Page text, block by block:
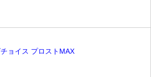
チョイス プロストMAX